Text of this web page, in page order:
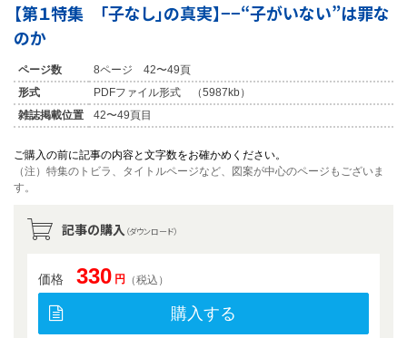
【第１特集 「子なし」の真実】−−“子がいない”は罪な
のか
ページ数
8ページ 42〜49頁
形式
PDFファイル形式 （5987kb）
雑誌掲載位置
42〜49頁目
ご購入の前に記事の内容と文字数をお確かめください。
（注）特集のトビラ、タイトルページなど、図案が中心のページもございま
す。
記事の購入 （ダウンロード）
価格 330 円 （税込）
購入する